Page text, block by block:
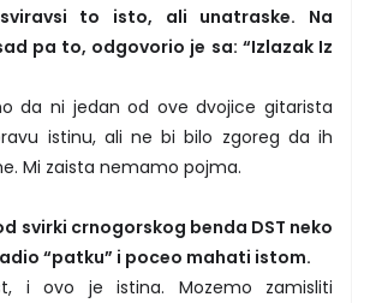
to isto, ali unatraske. Na
pa to, odgovorio je sa: “Izlazak Iz
da ni jedan od ove dvojice gitarista
istinu, ali ne bi bilo zgoreg da ih
Mi zaista nemamo pojma.
svirki crnogorskog benda DST neko
“patku” i poceo mahati istom.
i ovo je istina. Mozemo zamisliti